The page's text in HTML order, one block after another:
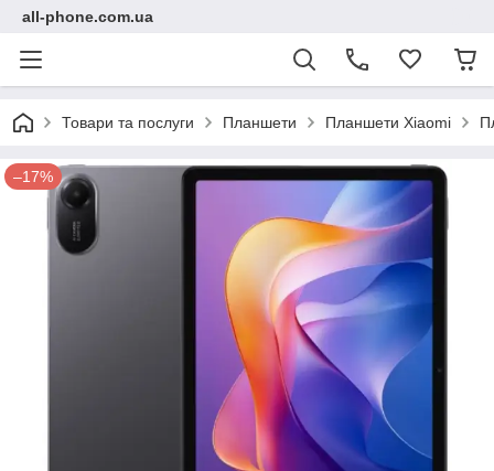
all-phone.com.ua
Товари та послуги Планшети Планшети Xiaomi
–17%